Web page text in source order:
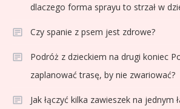
dlaczego forma sprayu to strzał w
Czy spanie z psem jest zdrowe?
Podróż z dzieckiem na drugi koniec
zaplanować trasę, by nie zwariować?
Jak łączyć kilka zawieszek na jednym